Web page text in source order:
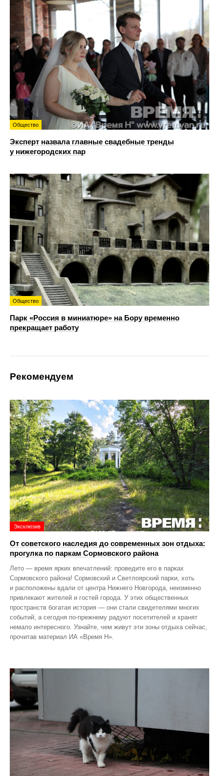
Общество
Эксперт назвала главные свадебные тренды
у нижегородских пар
Общество
Парк «Россия в миниатюре» на Бору временно
прекращает работу
Рекомендуем
Эксклюзив
От советского наследия до современных зон отдыха:
прогулка по паркам Сормовского района
Лето — время ярких впечатлений: проведите его в парках
Сормовского района! Сормовский и Светлоярский парки, хоть
и расположены вдали от центра Нижнего Новгорода, неизменно
привлекают жителей и гостей города. У этих общественных
пространств богатая история — они стали свидетелями многих
событий, а сегодня по‑прежнему радуют посетителей и хранят
немало интересного. Узнайте, чем живут эти зоны отдыха сейчас,
прочитав материал ИА «Время Н».